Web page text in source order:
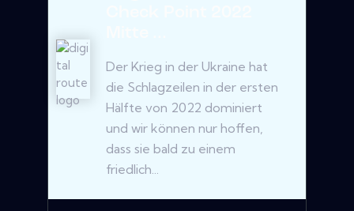
Der Krieg in der Ukraine hat
die Schlagzeilen in der ersten
Hälfte von 2022 dominiert
und wir können nur hoffen,
dass sie bald zu einem
friedlich...